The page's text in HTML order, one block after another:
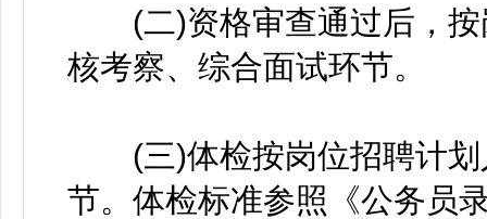
(二)资格审查通过后，按
核考察、综合面试环节。
(三)体检按岗位招聘计划
节。体检标准参照《公务员